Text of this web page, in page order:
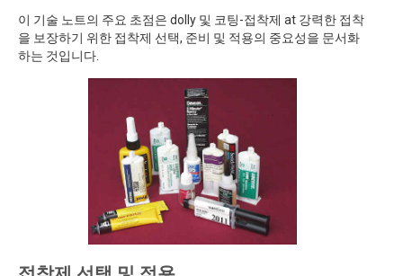
이 기술 노트의 주요 초점은 dolly 및 코팅-접착제 at 강력한 접착
을 보장하기 위한 접착제 선택, 준비 및 적용의 중요성을 문서화
하는 것입니다.